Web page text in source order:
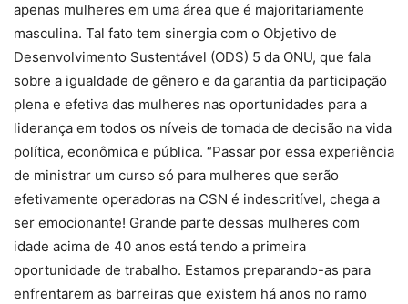
apenas mulheres em uma área que é majoritariamente
masculina. Tal fato tem sinergia com o Objetivo de
Desenvolvimento Sustentável (ODS) 5 da ONU, que fala
sobre a igualdade de gênero e da garantia da participação
plena e efetiva das mulheres nas oportunidades para a
liderança em todos os níveis de tomada de decisão na vida
política, econômica e pública. “Passar por essa experiência
de ministrar um curso só para mulheres que serão
efetivamente operadoras na CSN é indescritível, chega a
ser emocionante! Grande parte dessas mulheres com
idade acima de 40 anos está tendo a primeira
oportunidade de trabalho. Estamos preparando-as para
enfrentarem as barreiras que existem há anos no ramo